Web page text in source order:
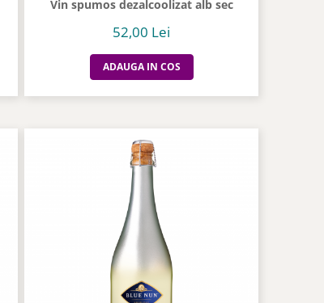
Vin spumos dezalcoolizat alb sec
52,00 Lei
ADAUGA IN COS